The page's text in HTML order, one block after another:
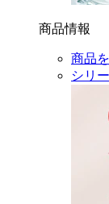
商品情報
商品
シリ